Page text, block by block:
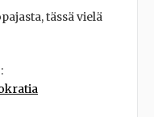
tässä vielä